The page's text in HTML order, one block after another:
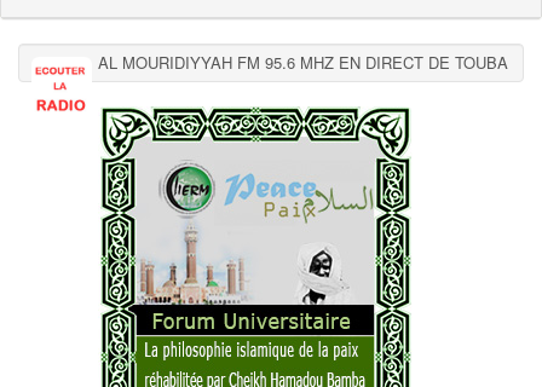
AL MOURIDIYYAH FM 95.6 MHZ EN DIRECT DE TOUBA